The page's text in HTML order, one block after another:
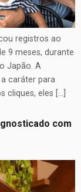
registros ao
9 meses, durante
Japão. A
caráter para
cliques, eles […]
com